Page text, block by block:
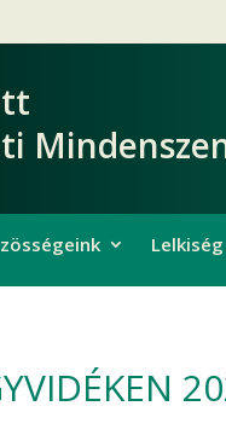
Lelkiség